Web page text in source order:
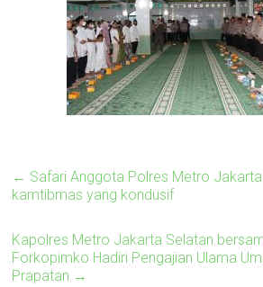
← Safari Anggota Polres Metro
kamtibmas yang kondusif
Kapolres Metro Jakarta Selatan
Forkopimko Hadiri Pengajian Ulama
Prapatan →